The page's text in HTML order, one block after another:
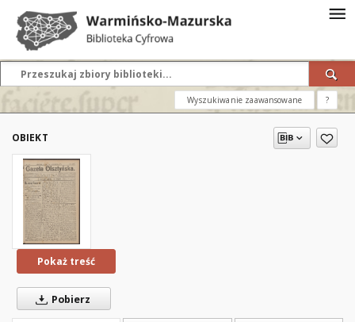
Wyszukiwanie zaawansowane ?
OBIEKT
Pokaż treść
Pobierz